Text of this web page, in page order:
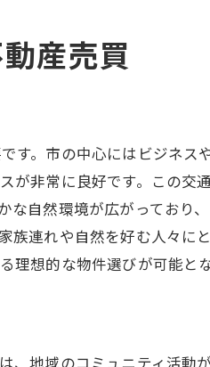
産売買
す。市の中心にはビジネス
非常に良好です。この交
自然環境が広がっており
連れや自然を好む人々に
想的な物件選びが可能とな